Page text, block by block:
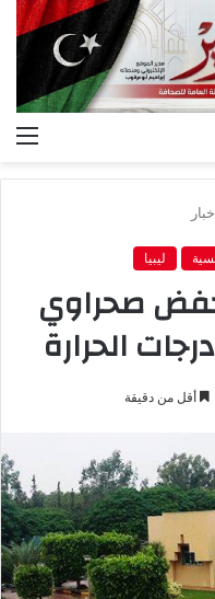
ليبيا
صحراوي
الحرارة
أقل من دقيقة